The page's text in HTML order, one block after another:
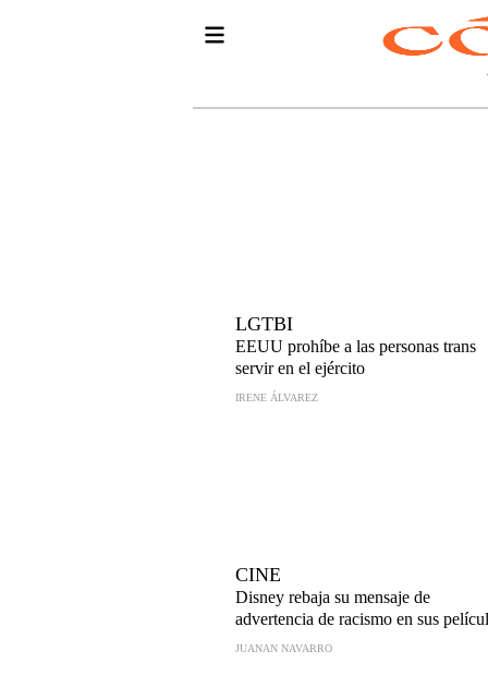
LGTBI
EEUU prohíbe a las personas trans
servir en el ejército
IRENE ÁLVAREZ
CINE
Disney rebaja su mensaje de
advertencia de racismo en sus
JUANAN NAVARRO